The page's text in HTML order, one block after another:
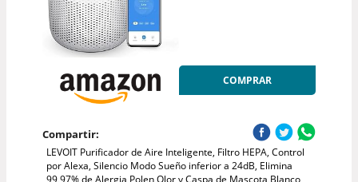
COMPRAR
Compartir:
LEVOIT Purificador de Aire Inteligente, Filtro HEPA, Control
por Alexa, Silencio Modo Sueño inferior a 24dB, Elimina
99,97% de Alergia Polen Olor y Caspa de Mascota,Blanco